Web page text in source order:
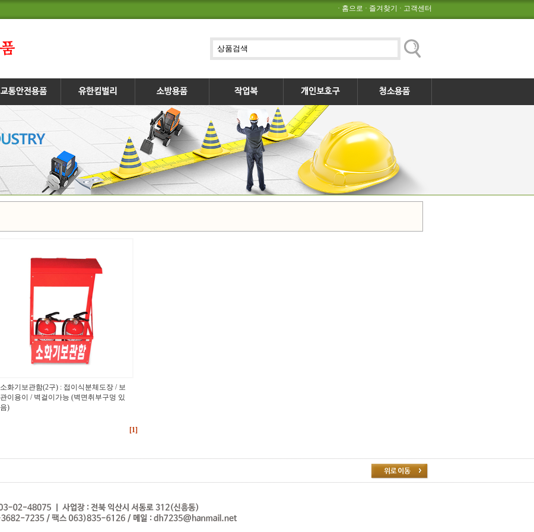
· 홈으로 · 즐겨찾기 · 고객센터
소화기보관함(2구) : 접이식분체도장 / 보
관이용이 / 벽걸이가능 (벽면취부구멍 있
음)
[1]